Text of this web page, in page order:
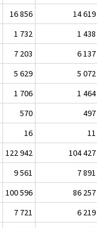
16 856 14 619
1 732 1 438
7 203 6 137
5 629 5 072
1 706 1 464
570 497
16 11
122 942 104 427
9 561 7 891
100 596 86 257
7 721 6 219